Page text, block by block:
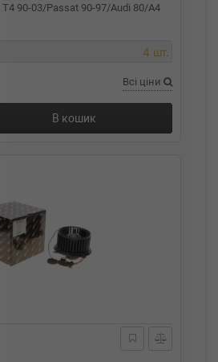
90-03/Passat 90-97/Audi 80/A4
4 шт.
Всі ціни
В кошик